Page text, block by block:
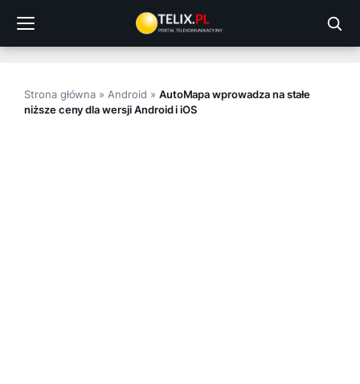
treści
Strona główna » Android » AutoMapa wprowadza na stałe
niższe ceny dla wersji Android i iOS